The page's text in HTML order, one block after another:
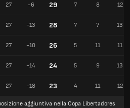
27 -6 29 7 8 12
27 -13 28 7 7 13
27 -10 26 5 11 11
27 -14 24 5 9 13
27 -18 23 4 11 12
aggiuntiva nella Copa Libertadores